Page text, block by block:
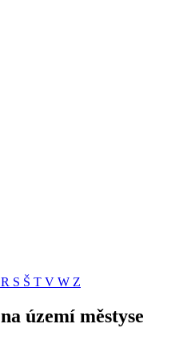
R S Š T V W Z
území městyse